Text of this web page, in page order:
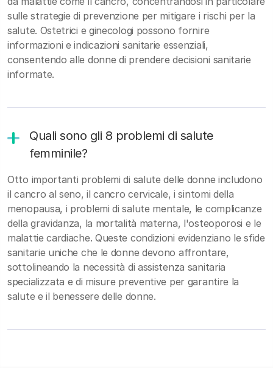
sulle strategie di prevenzione per mitigare i rischi per la
salute. Ostetrici e ginecologi possono fornire
informazioni e indicazioni sanitarie essenziali,
consentendo alle donne di prendere decisioni sanitarie
informate.
Quali sono gli 8 problemi di salute
femminile?
Otto importanti problemi di salute delle donne includono
il cancro al seno, il cancro cervicale, i sintomi della
menopausa, i problemi di salute mentale, le complicanze
della gravidanza, la mortalità materna, l'osteoporosi e le
malattie cardiache. Queste condizioni evidenziano le sfide
sanitarie uniche che le donne devono affrontare,
sottolineando la necessità di assistenza sanitaria
specializzata e di misure preventive per garantire la
salute e il benessere delle donne.